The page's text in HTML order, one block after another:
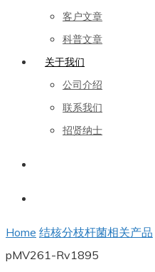
客户文章
科普文章
关于我们
公司介绍
联系我们
招贤纳士
Home 结核分枝杆菌相关产品
pMV261-Rv1895